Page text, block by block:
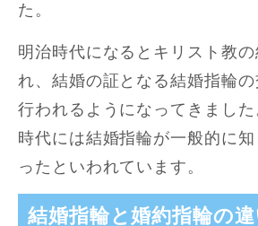
た。
明治時代になるとキリスト教
れ、結婚の証となる結婚指輪
行われるようになってきまし
時代には結婚指輪が一般的に
ったといわれています。
結婚指輪と婚約指輪の